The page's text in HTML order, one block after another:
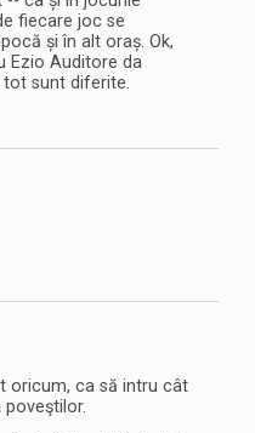
fiecare joc se
și în alt oraș. Ok,
Ezio Auditore da
tot sunt diferite.
oricum, ca să intru cât